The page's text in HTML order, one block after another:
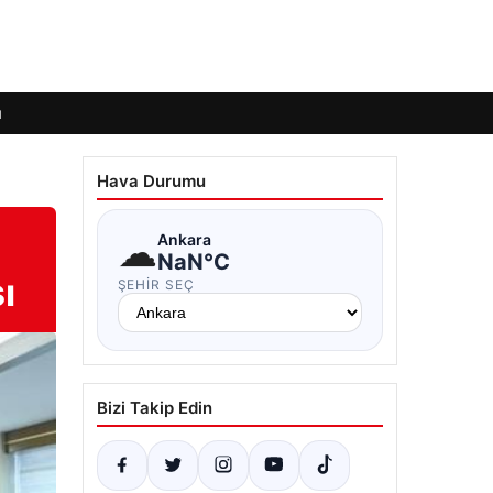
Hava Durumu
☁Ankara
NaN°C
ŞEHIR SEÇ
Bizi Takip Edin